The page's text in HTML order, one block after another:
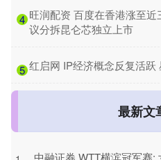
4 旺润配资 百度在香港涨至
议分拆昆仑芯独立上市
5 红启网 IP经济概念反复活跃
最新文
中融证券 WTT横滨冠军赛: